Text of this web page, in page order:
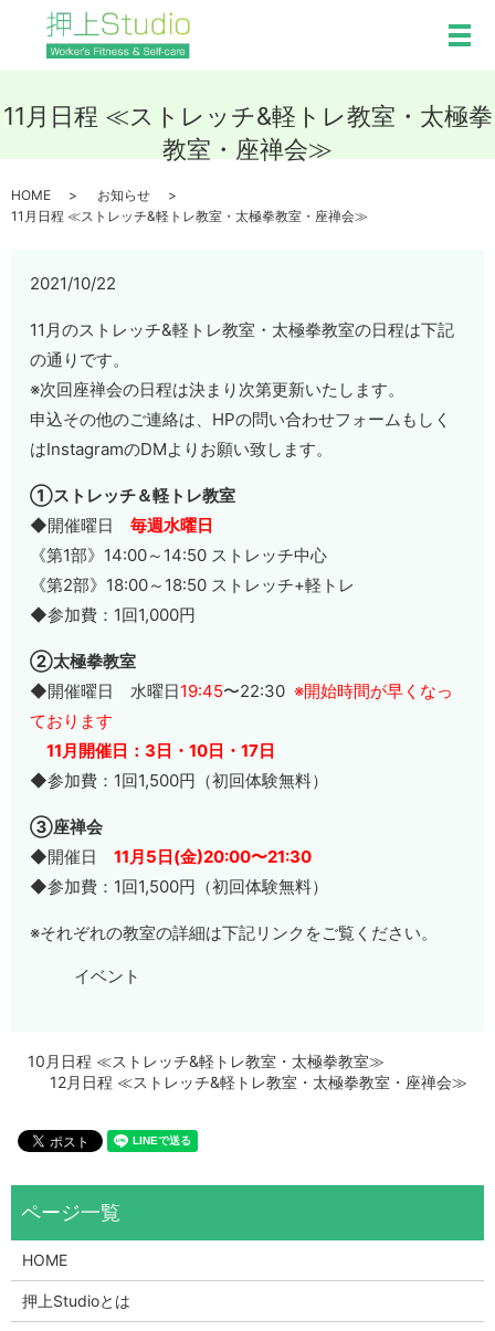
メ
11月日程 ≪ストレッチ&軽トレ教室・太極拳
教室・座禅会≫
HOME
お知らせ
11月日程 ≪ストレッチ&軽トレ教室・太極拳教室・座禅会≫
2021/10/22
11月のストレッチ&軽トレ教室・太極拳教室の日程は下記
の通りです。
※次回座禅会の日程は決まり次第更新いたします。
申込その他のご連絡は、HPの問い合わせフォームもしく
はInstagramのDMよりお願い致します。
①ストレッチ＆軽トレ教室
◆開催曜日毎週水曜日
《第1部》14:00～14:50 ストレッチ中心
《第2部》18:00～18:50 ストレッチ+軽トレ
◆参加費：1回1,000円
②太極拳教室
◆開催曜日 水曜日19:45〜22:30 ※開始時間が早くなっ
ております
11月開催日：3日・10日・17日
◆参加費：1回1,500円（初回体験無料）
③座禅会
◆開催日11月5日(金)20:00〜21:30
◆参加費：1回1,500円（初回体験無料）
※それぞれの教室の詳細は下記リンクをご覧ください。
イベント
10月日程 ≪ストレッチ&軽トレ教室・太極拳教室≫
12月日程 ≪ストレッチ&軽トレ教室・太極拳教室・座禅会≫
HOME
押上Studioとは